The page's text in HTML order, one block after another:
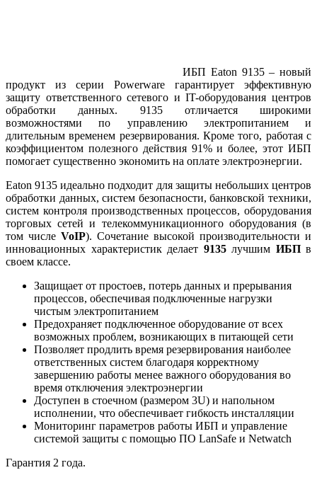
ИБП Eaton 9135 – новый
продукт из серии Powerware гарантирует эффективную
защиту ответственного сетевого и IT-оборудования центров
обработки данных. 9135 отличается широкими
возможностями по управлению электропитанием и
длительным временем резервирования. Кроме того, работая с
коэффициентом полезного действия 91% и более, этот ИБП
помогает существенно экономить на оплате электроэнергии.
Eaton 9135 идеально подходит для защиты небольших центров
обработки данных, систем безопасности, банковской техники,
систем контроля производственных процессов, оборудования
торговых сетей и телекоммуникационного оборудования (в
том числе VoIP). Сочетание высокой производительности и
инновационных характеристик делает 9135лучшим ИБПв
своем классе.
Защищает от простоев, потерь данных и прерывания
процессов, обеспечивая подключенные нагрузки
чистым электропитанием
Предохраняет подключенное оборудование от всех
возможных проблем, возникающих в питающей сети
Позволяет продлить время резервирования наиболее
ответственных систем благодаря корректному
завершению работы менее важного оборудования во
время отключения электроэнергии
Доступен в стоечном (размером 3U) и напольном
исполнении, что обеспечивает гибкость инсталляции
Мониторинг параметров работы ИБП и управление
системой защиты с помощью ПО LanSafe и Netwatch
Гарантия 2 года.